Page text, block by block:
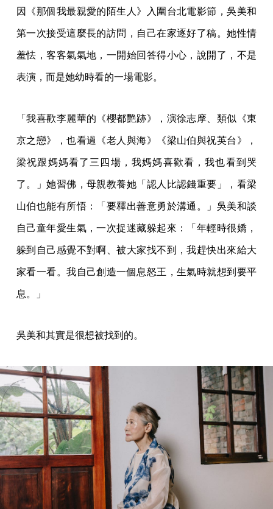
因《那個我最親愛的陌生人》入圍台北電影節，吳美和
第一次接受這麼長的訪問，自己在家逐好了稿。她性情
羞怯，客客氣氣地，一開始回答得小心，說開了，不是
表演，而是她幼時看的一場電影。
「我喜歡李麗華的《櫻都艷跡》，演徐志摩、類似《東
京之戀》，也看過《老人與海》《梁山伯與祝英台》，
梁祝跟媽媽看了三四場，我媽媽喜歡看，我也看到哭
了。」她習佛，母親教養她「認人比認錢重要」，看梁
山伯也能有所悟：「要釋出善意勇於溝通。」吳美和談
自己童年愛生氣，一次捉迷藏躲起來：「年輕時很嬌，
躲到自己感覺不對啊、被大家找不到，我趕快出來給大
家看一看。我自己創造一個息怒王，生氣時就想到要平
息。」
吳美和其實是很想被找到的。